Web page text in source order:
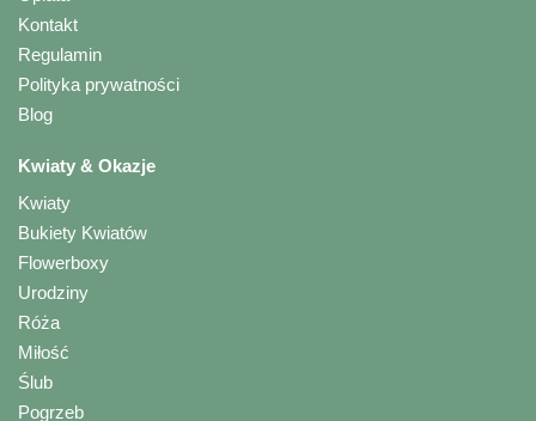
Kontakt
Regulamin
Polityka prywatności
Blog
Kwiaty & Okazje
Kwiaty
Bukiety Kwiatów
Flowerboxy
Urodziny
Róża
Miłość
Ślub
Pogrzeb